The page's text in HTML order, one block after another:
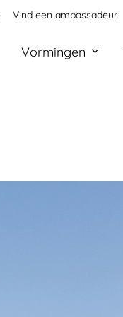
Vormingen
Vind een ambassadeur